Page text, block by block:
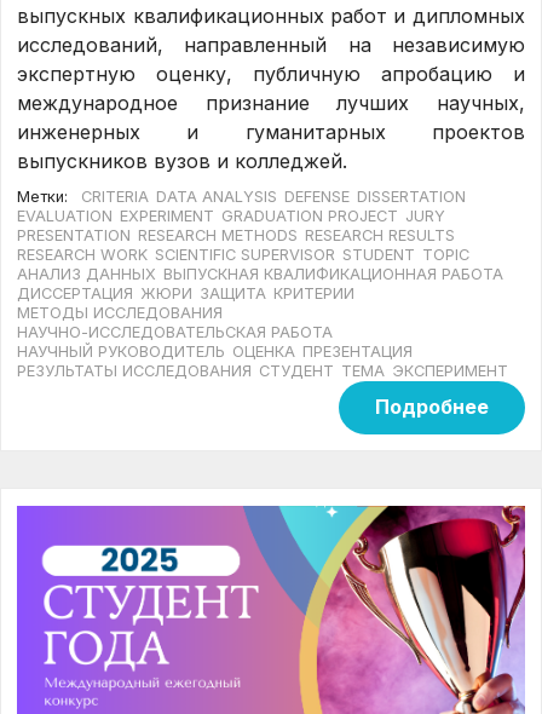
выпускных квалификационных работ и дипломных
исследований, направленный на независимую
экспертную оценку, публичную апробацию и
международное признание лучших научных,
инженерных и гуманитарных проектов
выпускников вузов и колледжей.
Метки: CRITERIA DATA ANALYSIS DEFENSE DISSERTATION
EVALUATION EXPERIMENT GRADUATION PROJECT JURY
PRESENTATION RESEARCH METHODS RESEARCH RESULTS
RESEARCH WORK SCIENTIFIC SUPERVISOR STUDENT TOPIC
АНАЛИЗ ДАННЫХ ВЫПУСКНАЯ КВАЛИФИКАЦИОННАЯ РАБОТА
ДИССЕРТАЦИЯ ЖЮРИ ЗАЩИТА КРИТЕРИИ
МЕТОДЫ ИССЛЕДОВАНИЯ
НАУЧНО-ИССЛЕДОВАТЕЛЬСКАЯ РАБОТА
НАУЧНЫЙ РУКОВОДИТЕЛЬ ОЦЕНКА ПРЕЗЕНТАЦИЯ
РЕЗУЛЬТАТЫ ИССЛЕДОВАНИЯ СТУДЕНТ ТЕМА ЭКСПЕРИМЕНТ
Подробнее